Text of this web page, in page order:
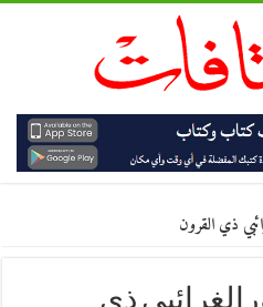
ذي القرون